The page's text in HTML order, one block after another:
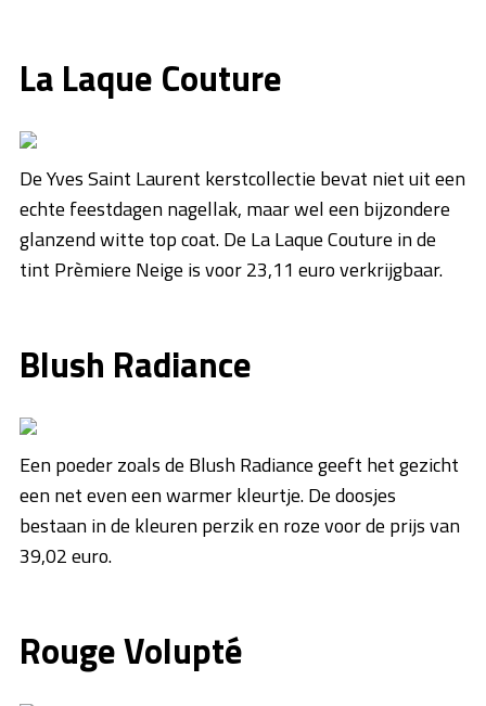
La Laque Couture
De Yves Saint Laurent kerstcollectie bevat niet uit een
echte feestdagen nagellak, maar wel een bijzondere
glanzend witte top coat. De La Laque Couture in de
tint Prèmiere Neige is voor 23,11 euro verkrijgbaar.
Blush Radiance
Een poeder zoals de Blush Radiance geeft het gezicht
een net even een warmer kleurtje. De doosjes
bestaan in de kleuren perzik en roze voor de prijs van
39,02 euro.
Rouge Volupté